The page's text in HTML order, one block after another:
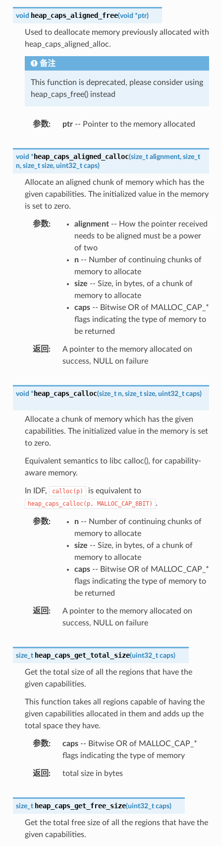
void heap_caps_aligned_free(void *ptr)
Used to deallocate memory previously allocated with
heap_caps_aligned_alloc.
备注
This function is deprecated, please consider using
heap_caps_free() instead
参数 ptr-- Pointer to the memory allocated
void * heap_caps_aligned_calloc(size_t alignment, size_t
n, size_t size, uint32_t caps)
Allocate an aligned chunk of memory which has the
given capabilities. The initialized value in the memory
is set to zero.
参数 alignment-- How the pointer received
needs to be aligned must be a power
of two
n-- Number of continuing chunks of
memory to allocate
size -- Size, in bytes, of a chunk of
memory to allocate
caps-- Bitwise OR of MALLOC_CAP_*
flags indicating the type of memory to
be returned
返回
A pointer to the memory allocated on
success, NULL on failure
void * heap_caps_calloc(size_t n, size_t size, uint32_t caps)
Allocate a chunk of memory which has the given
capabilities. The initialized value in the memory is set
to zero.
Equivalent semantics to libc calloc(), for capability-
aware memory.
In IDF, calloc(p) is equivalent to
heap_caps_calloc(p, MALLOC_CAP_8BIT) .
参数 n-- Number of continuing chunks of
memory to allocate
size -- Size, in bytes, of a chunk of
memory to allocate
caps-- Bitwise OR of MALLOC_CAP_*
flags indicating the type of memory to
be returned
返回
A pointer to the memory allocated on
success, NULL on failure
size_t heap_caps_get_total_size(uint32_t caps)
Get the total size of all the regions that have the
given capabilities.
This function takes all regions capable of having the
given capabilities allocated in them and adds up the
total space they have.
参数 caps-- Bitwise OR of MALLOC_CAP_*
flags indicating the type of memory
返回 total size in bytes
size_t heap_caps_get_free_size(uint32_t caps)
Get the total free size of all the regions that have the
given capabilities.